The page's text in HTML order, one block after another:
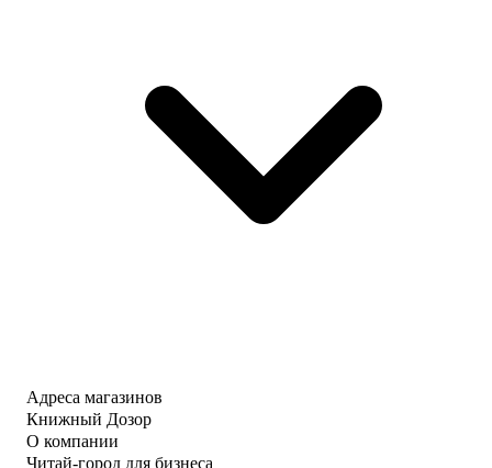
Адреса магазинов
Книжный Дозор
О компании
Читай-город для бизнеса